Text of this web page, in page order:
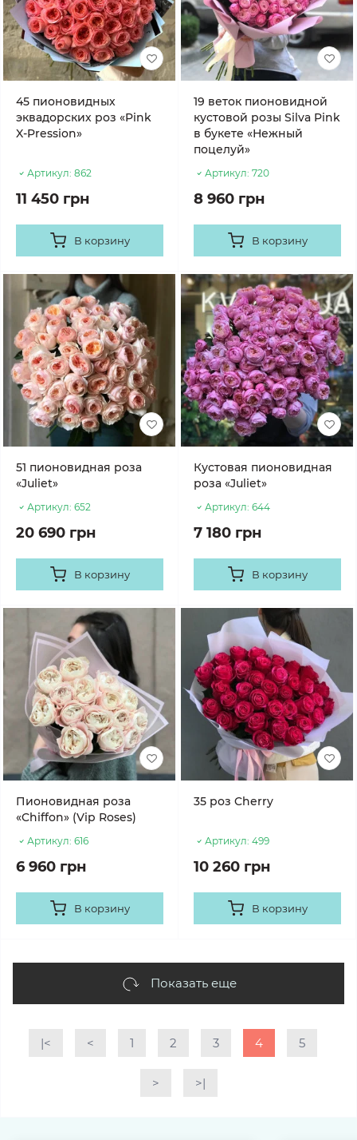
45 пионовидных
эквадорских роз «Pink
X-Pression»
Артикул: 862
11 450 грн
В корзину
19 веток пионовидной
кустовой розы Silva Pink
в букете «Нежный
поцелуй»
Артикул: 720
8 960 грн
В корзину
51 пионовидная роза
«Juliet»
Артикул: 652
20 690 грн
В корзину
Кустовая пионовидная
роза «Juliet»
Артикул: 644
7 180 грн
В корзину
Пионовидная роза
«Chiffon» (Vip Roses)
Артикул: 616
6 960 грн
В корзину
35 роз Cherry
Артикул: 499
10 260 грн
В корзину
Показать еще
|< < 1 2 3 4 5
> >|